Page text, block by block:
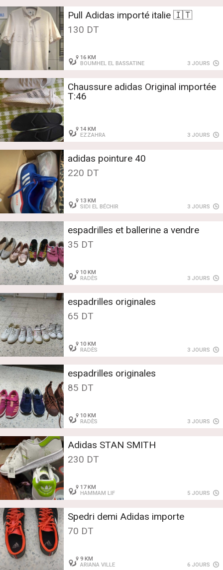
Pull Adidas importé italie 🇮🇹
130 DT
16 KM
BOUMHEL EL BASSATINE
3 JOURS
Chaussure adidas Original importée
T:46
14 KM
EZZAHRA
3 JOURS
adidas pointure 40
220 DT
13 KM
SIDI EL BÉCHIR
3 JOURS
espadrilles et ballerine a vendre
35 DT
10 KM
RADÈS
3 JOURS
espadrilles originales
65 DT
10 KM
RADÈS
3 JOURS
espadrilles originales
85 DT
10 KM
RADÈS
3 JOURS
Adidas STAN SMITH
230 DT
17 KM
HAMMAM LIF
5 JOURS
Spedri demi Adidas importe
70 DT
9 KM
ARIANA VILLE
6 JOURS